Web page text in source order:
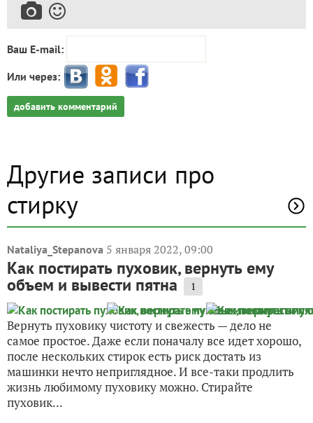
Ваш E-mail:
Или через:
добавить комментарий
Другие записи про
стирку
Nataliya_Stepanova 5 января 2022, 09:00
Как постирать пуховик, вернуть ему
объем и вывести пятна 1
Вернуть пуховику чистоту и свежесть — дело не
самое простое. Даже если поначалу все идет хорошо,
после нескольких стирок есть риск достать из
машинки нечто неприглядное. И все-таки продлить
жизнь любимому пуховику можно. Стирайте
пуховик...